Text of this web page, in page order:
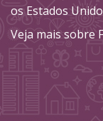
os Estados
Veja mais sobre